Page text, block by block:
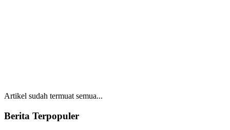
Artikel sudah termuat semua...
Berita Terpopuler